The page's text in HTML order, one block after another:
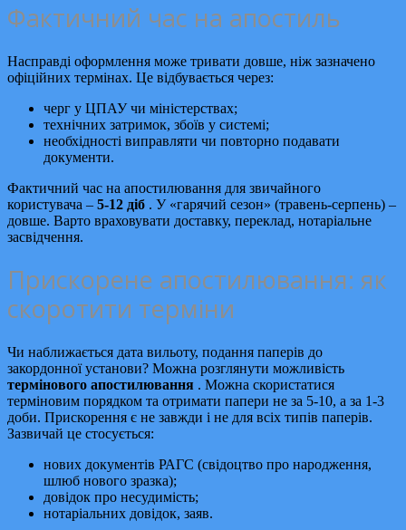
Фактичний час на апостиль
Насправді оформлення може тривати довше, ніж зазначено
офіційних термінах. Це відбувається через:
черг у ЦПАУ чи міністерствах;
технічних затримок, збоїв у системі;
необхідності виправляти чи повторно подавати
документи.
Фактичний час на апостилювання для звичайного
користувача – 5-12 діб . У «гарячий сезон» (травень-серпень) –
довше. Варто враховувати доставку, переклад, нотаріальне
засвідчення.
Прискорене апостилювання: як
скоротити терміни
Чи наближається дата вильоту, подання паперів до
закордонної установи? Можна розглянути можливість
термінового апостилювання . Можна скористатися
терміновим порядком та отримати папери не за 5-10, а за 1-3
доби. Прискорення є не завжди і не для всіх типів паперів.
Зазвичай це стосується:
нових документів РАГС (свідоцтво про народження,
шлюб нового зразка);
довідок про несудимість;
нотаріальних довідок, заяв.